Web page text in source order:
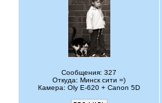
Сообщения: 327
Откуда: Минск сити =)
Камера: Oly E-620 + Canon 5D